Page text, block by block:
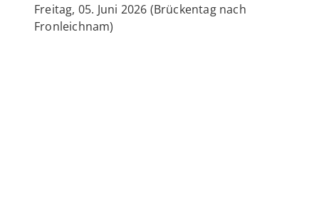
Freitag, 05. Juni 2026 (Brückentag nach
Fronleichnam)